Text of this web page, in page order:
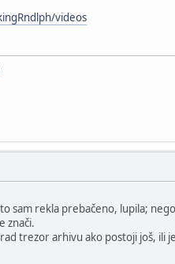
videos
sam rekla prebačeno, lupila;
znači.
trezor arhivu ako postoji još, ili